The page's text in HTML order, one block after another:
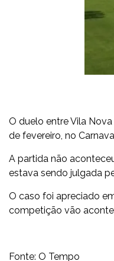
O duelo entre Vila
de fevereiro, no
A partida não
estava sendo julgada
O caso foi apreciado
competição vão
Fonte: O Tempo